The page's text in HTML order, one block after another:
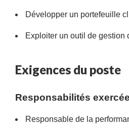
Développer un portefeuille
Exploiter un outil de gestion
Exigences du poste
Responsabilités
Responsable de la